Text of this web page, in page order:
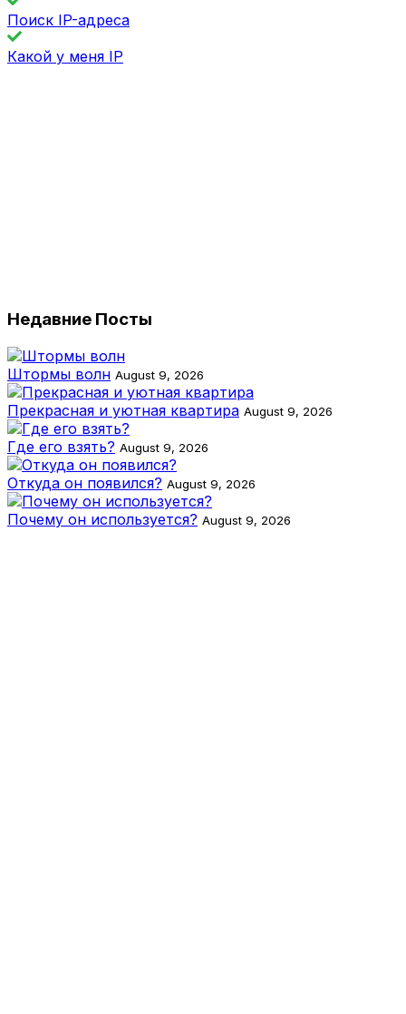
Поиск IP-адреса
Какой у меня IP
Недавние Посты
Штормы волн August 9, 2026
Прекрасная и уютная квартира August 9, 2026
Где его взять? August 9, 2026
Откуда он появился? August 9, 2026
Почему он используется? August 9, 2026